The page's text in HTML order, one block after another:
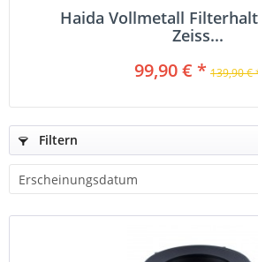
Haida Vollmetall
Zeiss...
99,90 € * 139,90 €
Filtern